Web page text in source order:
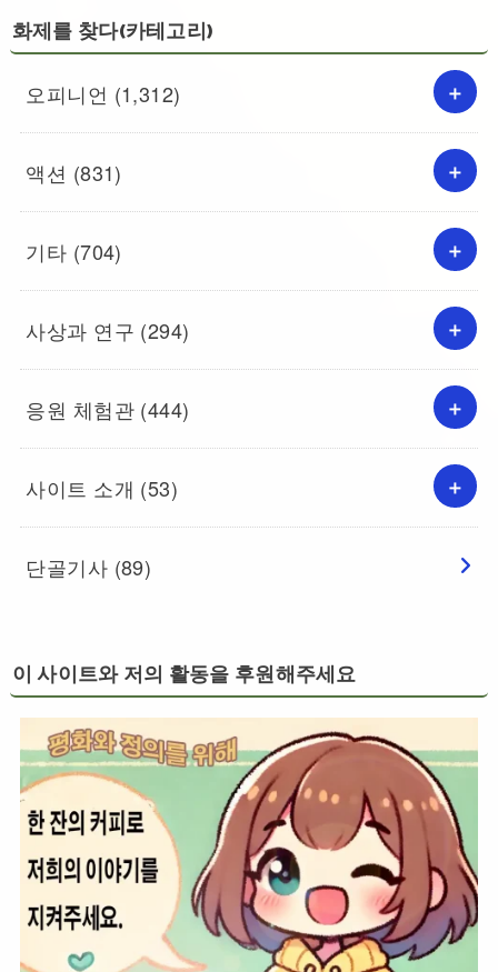
화제를 찾다(카테고리)
오피니언 (1,312)
액션 (831)
기타 (704)
사상과 연구 (294)
응원 체험관 (444)
사이트 소개 (53)
단골기사 (89)
이 사이트와 저의 활동을 후원해주세요